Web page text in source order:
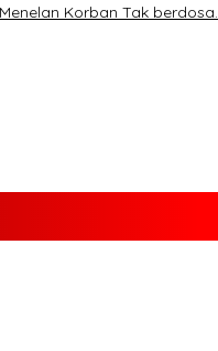
Korban Tak berdosa.